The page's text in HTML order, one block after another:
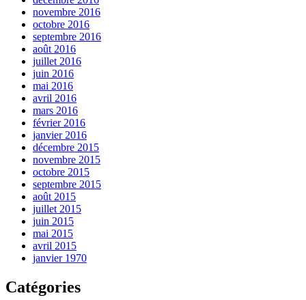
novembre 2016
octobre 2016
septembre 2016
août 2016
juillet 2016
juin 2016
mai 2016
avril 2016
mars 2016
février 2016
janvier 2016
décembre 2015
novembre 2015
octobre 2015
septembre 2015
août 2015
juillet 2015
juin 2015
mai 2015
avril 2015
janvier 1970
Catégories